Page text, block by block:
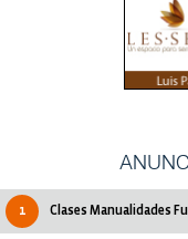
1 Clases Manualidades